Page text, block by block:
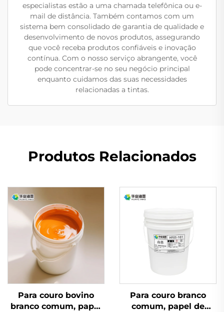
especialistas estão a uma chamada telefônica ou e-
mail de distância. Também contamos com um
sistema bem consolidado de garantia de qualidade e
desenvolvimento de novos produtos, assegurando
que você receba produtos confiáveis e inovação
contínua. Com o nosso serviço abrangente, você
pode concentrar-se no seu negócio principal
enquanto cuidamos das suas necessidades
relacionadas a tintas.
Produtos Relacionados
Para couro bovino
branco comum, papel
Para couro branco
comum, papel de